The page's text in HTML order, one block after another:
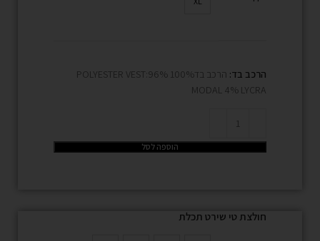
הרכב בד:
הרכב בד100% POLYESTER VEST:96%
MODAL 4% LYCRA
הוספה לסל
חולצת טי שירט תכלת